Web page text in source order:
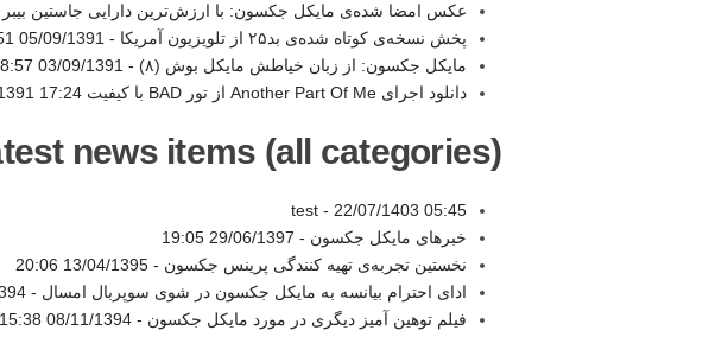
عکس امضا شده‌ی مایکل جکسون: با ارزش‌ترین دارایی جاستین
پخش نسخه‌ی کوتاه شده‌ی بد۲۵ از تلویزیون آمریکا -
05/09/1391 19:51
مایکل جکسون: از زبان خیاطش مایکل بوش (۸) -
03/09/1391 18:57
دانلود اجرای Another Part Of Me از تور BAD با کیفیت Full HD -
17:24
news items (all categories):
test - 22/07/1403 05:45
خبرهای مایکل جکسون - 29/06/1397 19:05
نخستین تجربه‌ی تهیه کنندگی پرینس جکسون -13/04/1395 20:06
ادای احترام بیانسه به مایکل جکسون در شوی سوپربال امسال -
فیلم توهین آمیز دیگری در مورد مایکل جکسون -08/11/1394 15:38